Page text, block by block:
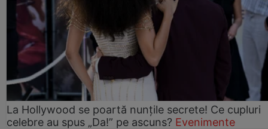
La Hollywood se poartă nunțile secrete! Ce cupluri
celebre au spus „Da!” pe ascuns? Evenimente